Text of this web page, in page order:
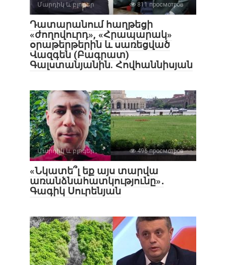
Մարդիկ և բլոգեր 811 просмотров
Դատարանում հաղթեցի
«ժողովուրդ», «Հրապարակ»
օրաթերթերին և սառեցված
Վազգեն (Բագրատ)
Գալստանյանին. Հովհաննիսյան
Մարդիկ և բլոգեր 496 просмотров
«Նկատե՞լ եք այս տարվա
առանձնահատկությունը»․
Գագիկ Սուրենյան